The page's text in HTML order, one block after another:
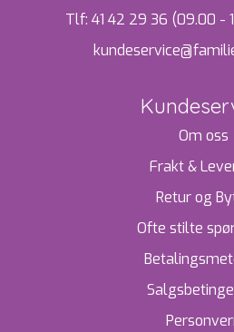
Tlf: 41 42 29 36 (09.00 -
Om oss
Frakt &
Retur og
Ofte stilte